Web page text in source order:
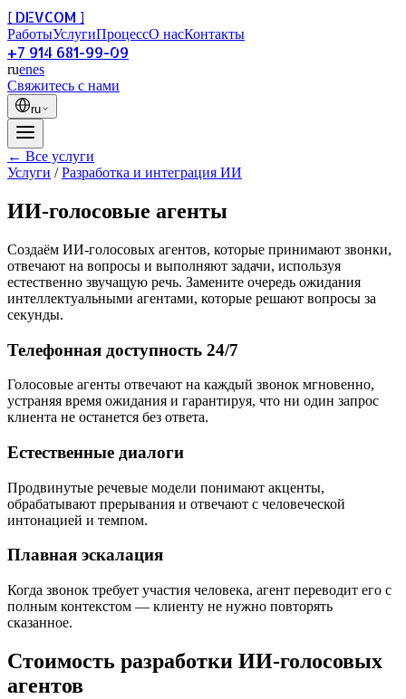
[ DEVCOM ]
РаботыУслугиПроцессО насКонтакты
+7 914 681-99-09
ruenes
Свяжитесь с нами
ru
← Все услуги
Услуги /Разработка и интеграция ИИ
ИИ-голосовые агенты
Создаём ИИ-голосовых агентов, которые принимают звонки,
отвечают на вопросы и выполняют задачи, используя
естественно звучащую речь. Замените очередь ожидания
интеллектуальными агентами, которые решают вопросы за
секунды.
Телефонная доступность 24/7
Голосовые агенты отвечают на каждый звонок мгновенно,
устраняя время ожидания и гарантируя, что ни один запрос
клиента не останется без ответа.
Естественные диалоги
Продвинутые речевые модели понимают акценты,
обрабатывают прерывания и отвечают с человеческой
интонацией и темпом.
Плавная эскалация
Когда звонок требует участия человека, агент переводит его с
полным контекстом — клиенту не нужно повторять
сказанное.
Стоимость разработки ИИ-голосовых
агентов